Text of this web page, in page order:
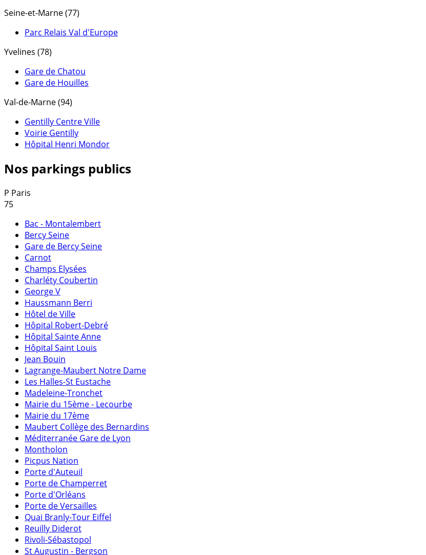
Seine-et-Marne (77)
Parc Relais Val d'Europe
Yvelines (78)
Gare de Chatou
Gare de Houilles
Val-de-Marne (94)
Gentilly Centre Ville
Voirie Gentilly
Hôpital Henri Mondor
Nos parkings publics
P Paris
75
Bac - Montalembert
Bercy Seine
Gare de Bercy Seine
Carnot
Champs Elysées
Charléty Coubertin
George V
Haussmann Berri
Hôtel de Ville
Hôpital Robert-Debré
Hôpital Sainte Anne
Hôpital Saint Louis
Jean Bouin
Lagrange-Maubert Notre Dame
Les Halles-St Eustache
Madeleine-Tronchet
Mairie du 15ème - Lecourbe
Mairie du 17ème
Maubert Collège des Bernardins
Méditerranée Gare de Lyon
Montholon
Picpus Nation
Porte d'Auteuil
Porte de Champerret
Porte d'Orléans
Porte de Versailles
Quai Branly-Tour Eiffel
Reuilly Diderot
Rivoli-Sébastopol
St Augustin - Bergson